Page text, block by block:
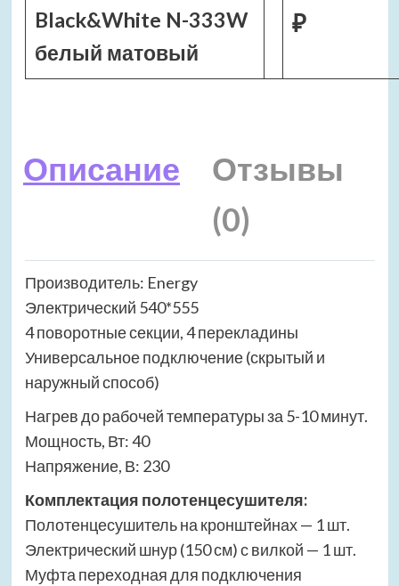
Black&White N-333W
белый матовый
₽
Описание
Отзывы
(0)
Производитель: Energy
Электрический 540*555
4 поворотные секции, 4 перекладины
Универсальное подключение (скрытый и
наружный способ)
Нагрев до рабочей температуры за 5-10 минут.
Мощность, Вт: 40
Напряжение, В: 230
Комплектация полотенцесушителя:
Полотенцесушитель на кронштейнах — 1 шт.
Электрический шнур (150 см) с вилкой — 1 шт.
Муфта переходная для подключения